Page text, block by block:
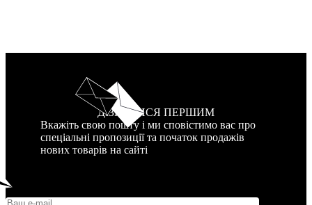
ДІЗНАТИСЯ ПЕРШИМ
Вкажіть свою пошту і ми сповістимо вас про
спеціальні пропозиції та початок продажів
нових товарів на сайті